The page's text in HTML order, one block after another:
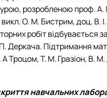
розробленою проф. А.
О. М. Бистрим, доц. В.
робіт відбувається
Підтримання
Троцом, Т. М. Гразіон, В.
навчальних